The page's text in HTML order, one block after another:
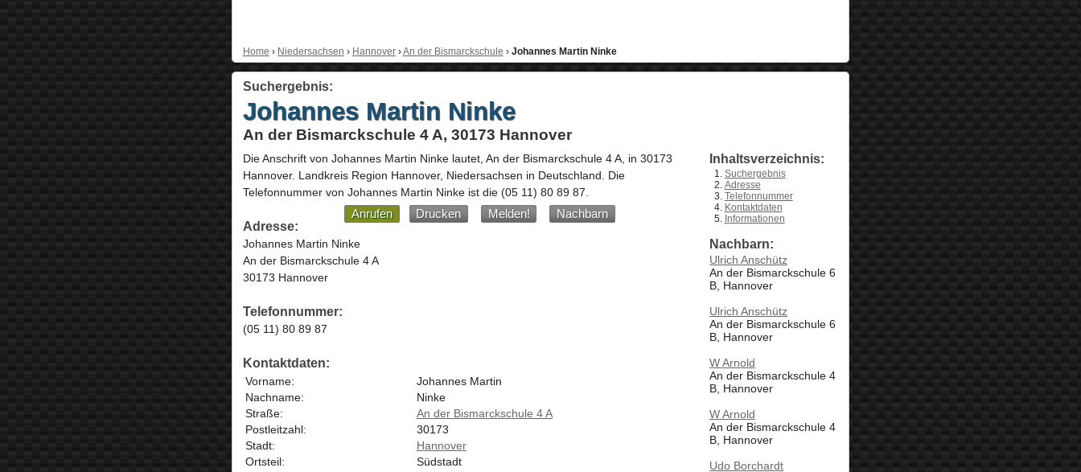
Home › Niedersachsen › Hannover›An der Bismarckschule › Johannes Martin Ninke
Suchergebnis:
Johannes Martin Ninke
An der Bismarckschule 4 A, 30173 Hannover
Die Anschrift von Johannes Martin Ninkelautet, An der Bismarckschule 4 A, in 30173
Hannover. Landkreis Region Hannover, Niedersachsen in Deutschland
Die
Telefonnummer von Johannes Martin Ninke ist die (05 11) 80 89 87
Anrufen Drucken Melden!
Nachbarn
Adresse:
Johannes Martin Ninke
An der Bismarckschule 4 A
30173 Hannover
Telefonnummer:
(05 11) 80 89 87
Kontaktdaten:
Vorname:
Johannes Martin
Nachname:
Ninke
Straße:
An der Bismarckschule 4 A
Postleitzahl:
30173
Stadt:
Hannover
Ortsteil:
Südstadt
Inhaltsverzeichnis:
Suchergebnis
Adresse
Telefonnummer
Kontaktdaten
Informationen
Nachbarn:
Ulrich Anschütz
An der Bismarckschule 6
B, Hannover
Ulrich Anschütz
An der Bismarckschule 6
B, Hannover
W Arnold
An der Bismarckschule 4
B, Hannover
W Arnold
An der Bismarckschule 4
B, Hannover
Udo Borchardt